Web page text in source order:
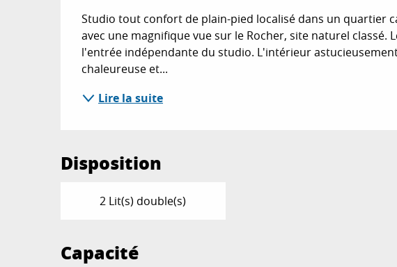
Studio tout confort de plain-pied localisé dans un quartier
avec une magnifique vue sur le Rocher, site naturel classé.
l'entrée indépendante du studio. L'intérieur
chaleureuse et...
Lire la suite
Disposition
2 Lit(s) double(s)
Capacité